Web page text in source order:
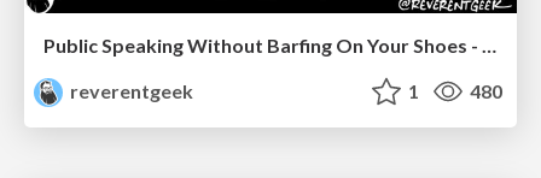
Public Speaking Without Barfing On Your Shoes - THAT 2023
reverentgeek
1 480